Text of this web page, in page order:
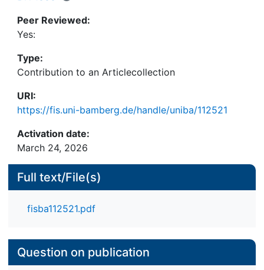
Peer Reviewed:
Yes:
Type:
Contribution to an Articlecollection
URI:
https://fis.uni-bamberg.de/handle/uniba/112521
Activation date:
March 24, 2026
Full text/File(s)
fisba112521.pdf
Question on publication